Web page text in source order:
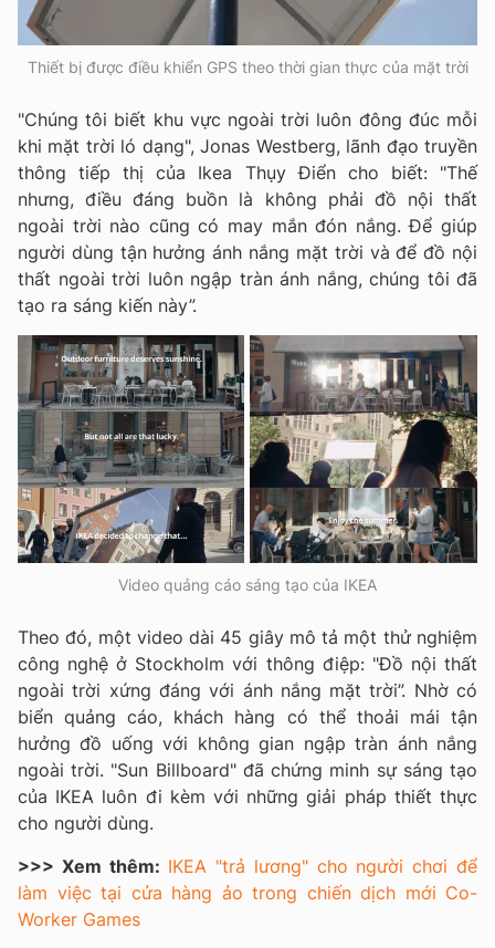
Thiết bị được điều khiển GPS theo thời gian thực của mặt trời
"Chúng tôi biết khu vực ngoài trời luôn đông đúc mỗi
khi mặt trời ló dạng", Jonas Westberg, lãnh đạo truyền
thông tiếp thị của Ikea Thụy Điển cho biết: "Thế
nhưng, điều đáng buồn là không phải đồ nội thất
ngoài trời nào cũng có may mắn đón nắng. Để giúp
người dùng tận hưởng ánh nắng mặt trời và để đồ nội
thất ngoài trời luôn ngập tràn ánh nắng, chúng tôi đã
tạo ra sáng kiến này”.
Video quảng cáo sáng tạo của IKEA
Theo đó, một video dài 45 giây mô tả một thử nghiệm
công nghệ ở Stockholm với thông điệp: "Đồ nội thất
ngoài trời xứng đáng với ánh nắng mặt trời”. Nhờ có
biển quảng cáo, khách hàng có thể thoải mái tận
hưởng đồ uống với không gian ngập tràn ánh nắng
ngoài trời. "Sun Billboard" đã chứng minh sự sáng tạo
của IKEA luôn đi kèm với những giải pháp thiết thực
cho người dùng.
>>> Xem thêm: IKEA "trả lương" cho người chơi để
làm việc tại cửa hàng ảo trong chiến dịch mới Co-
Worker Games